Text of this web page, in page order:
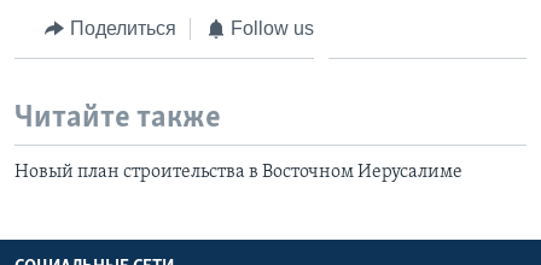
Поделиться Follow us
Читайте также
Новый план строительства в Восточном Иерусалиме